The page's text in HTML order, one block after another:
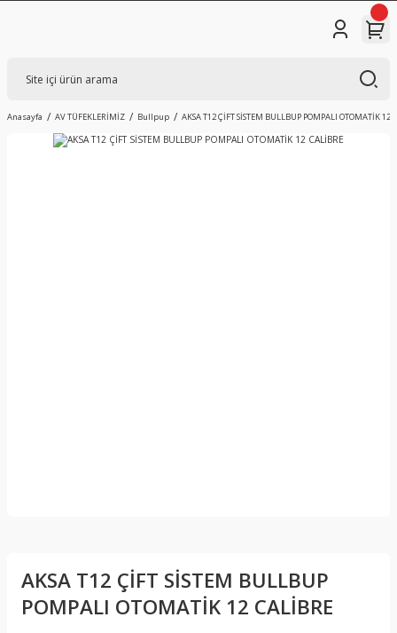
Anasayfa AV TÜFEKLERİMİZ Bullpup AKSA T12 ÇİFT SİSTEM BULLBUP POMPALI OTOMATİK 12
AKSA T12 ÇİFT SİSTEM BULLBUP
POMPALI OTOMATİK 12 CALİBRE